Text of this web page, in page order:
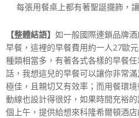
每張用餐桌上都有著聖誕擺飾，
【整體結語】 如一般國際連鎖品牌
早餐，這裡的早餐費用約一人27歐
種類相當多，有著各式各樣的早餐
話，我想這兒的早餐可以讓你非常
極佳，且親切又有效率；而用餐環
動線也設計得很好，如果時間充裕
個上午，提供給想來科隆希爾頓酒